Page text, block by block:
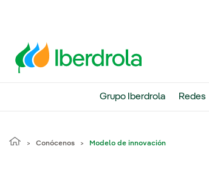
Grupo Iberdrola Redes
Conócenos Modelo de innovación